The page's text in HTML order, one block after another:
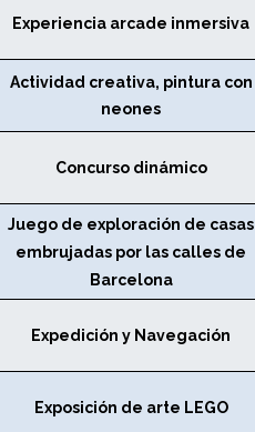
Experiencia arcade inmersiva
Actividad creativa, pintura con
neones
Concurso dinámico
Juego de exploración de casas
embrujadas por las calles de
Barcelona
Expedición y Navegación
Exposición de arte LEGO